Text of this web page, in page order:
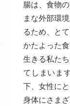
腸は、食物
まな外部環
るため、と
かたよった
生きる私た
てしまいま
下、女性に
身体にさま